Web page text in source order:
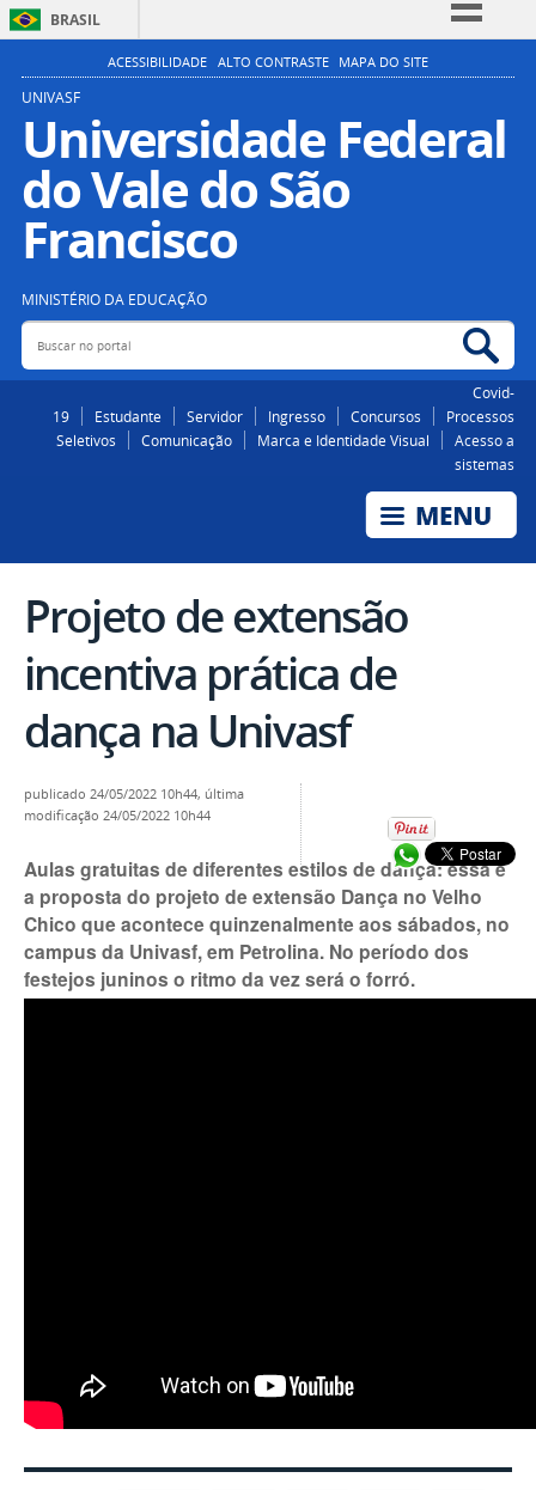
BRASIL
Simplifique!
Participe
Acesso à informação
Legislação
ACESSIBILIDADE ALTO CONTRASTE MAPA DO SITE
UNIVASF
Universidade Federal
do Vale do São
Francisco
MINISTÉRIO DA EDUCAÇÃO
Buscar no portal
Covid-
19
Estudante Servidor Ingresso Concursos
Processos
Seletivos
Comunicação Marca e Identidade Visual
Acesso a
sistemas
Projeto de extensão
incentiva prática de
dança na Univasf
Compartilhar no
publicado 24/05/2022 10h44, última
modificação 24/05/2022 10h44
Aulas gratuitas de diferentes estilos de dança: essa é
a proposta do projeto de extensão Dança no Velho
Chico que acontece quinzenalmente aos sábados, no
campus da Univasf, em Petrolina. No período dos
festejos juninos o ritmo da vez será o forró.